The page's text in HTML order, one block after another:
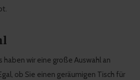
haben wir eine große Auswahl an
ob Sie einen geräumigen Tisch für